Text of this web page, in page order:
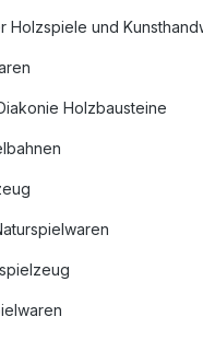
Holzspiele und
Holzbausteine